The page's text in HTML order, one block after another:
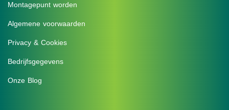
Montagepunt worden
Algemene voorwaarden
Privacy & Cookies
Bedrijfsgegevens
Onze Blog